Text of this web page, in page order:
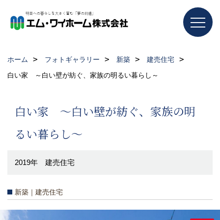
ホーム フォトギャラリー 新築
建売住宅
白い家 ～白い壁が紡ぐ、家族の明るい暮らし～
白い家 ～白い壁が紡ぐ、家族の明
るい暮らし～
2019年 建売住宅
新築｜建売住宅